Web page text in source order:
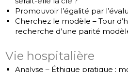
Promouvoir l’égalité par
Cherchez le modèle – Tour
recherche d’une parité
Vie hospitalière
Analyse – Éthique pratique :